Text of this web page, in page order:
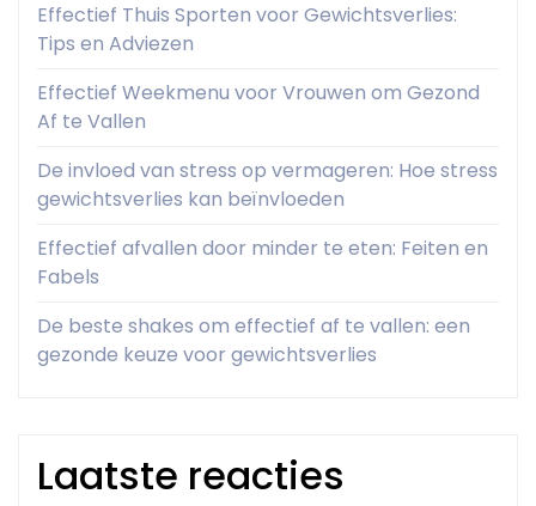
Effectief Thuis Sporten voor Gewichtsverlies:
Tips en Adviezen
Effectief Weekmenu voor Vrouwen om Gezond
Af te Vallen
De invloed van stress op vermageren: Hoe stress
gewichtsverlies kan beïnvloeden
Effectief afvallen door minder te eten: Feiten en
Fabels
De beste shakes om effectief af te vallen: een
gezonde keuze voor gewichtsverlies
Laatste reacties